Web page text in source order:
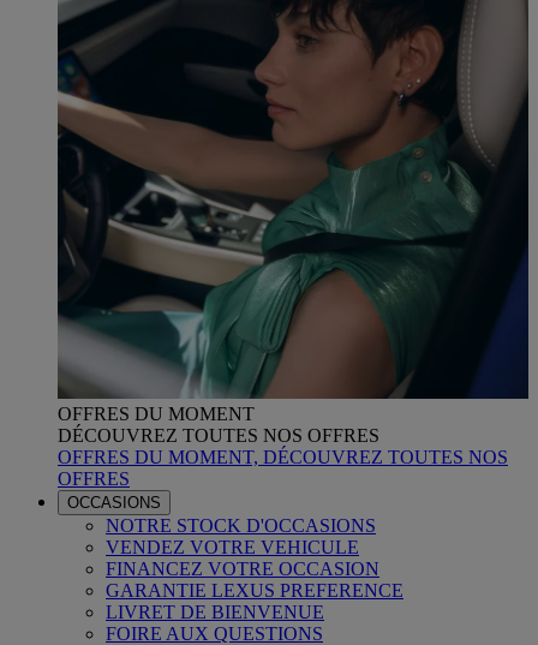
OFFRES DU MOMENT
DÉCOUVREZ TOUTES NOS OFFRES
OFFRES DU MOMENT, DÉCOUVREZ TOUTES NOS
OFFRES
OCCASIONS
NOTRE STOCK D'OCCASIONS
VENDEZ VOTRE VEHICULE
FINANCEZ VOTRE OCCASION
GARANTIE LEXUS PREFERENCE
LIVRET DE BIENVENUE
FOIRE AUX QUESTIONS